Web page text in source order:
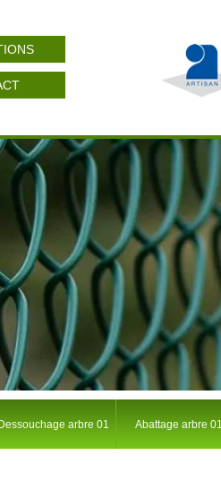
arbre 01 Abattage arbre 01